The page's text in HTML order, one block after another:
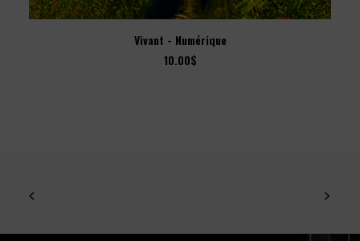
AJOUTER AU PANIER
Vivant - Numérique
10.00$